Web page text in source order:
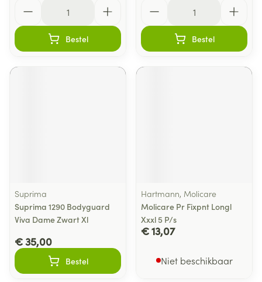
Bestel Bestel
Suprima
Suprima 1290 Bodyguard
Viva Dame Zwart Xl
€ 35,00
Bestel
Hartmann, Molicare
Molicare Pr Fixpnt Longl
Xxxl 5 P/s
€ 13,07
Niet beschikbaar